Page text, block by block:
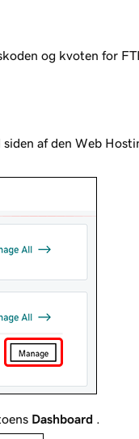
og kvoten for
siden af den Web
Dashboard